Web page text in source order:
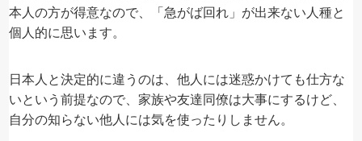
本人の方が得意なので、「急がば回れ」が出来ない人種と
個人的に思います。
日本人と決定的に違うのは、他人には迷惑かけても仕方な
いという前提なので、家族や友達同僚は大事にするけど、
自分の知らない他人には気を使ったりしません。